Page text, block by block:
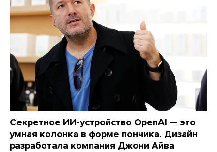
Секретное ИИ-устройство OpenAI — это
умная колонка в форме пончика. Дизайн
разработала компания Джони Айва